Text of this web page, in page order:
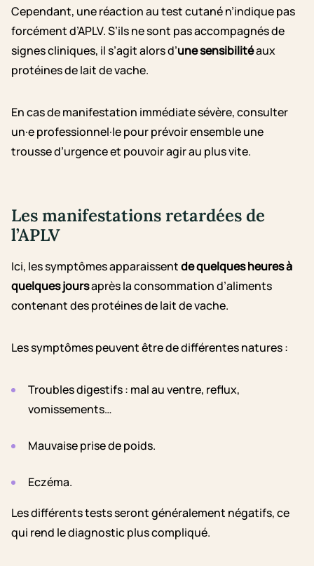
Cependant, une réaction au test cutané n’indique pas
forcément d’APLV. S’ils ne sont pas accompagnés de
signes cliniques, il s’agit alors d’une sensibilitéaux
protéines de lait de vache.
En cas de manifestation immédiate sévère, consulter
un·e professionnel·le pour prévoir ensemble une
trousse d’urgence et pouvoir agir au plus vite.
Les manifestations retardées de
l’APLV
Ici, les symptômes apparaissentde quelques heures à
quelques joursaprès la consommation d’aliments
contenant des protéines de lait de vache.
Les symptômes peuvent être de différentes natures :
Troubles digestifs : mal au ventre, reflux,
vomissements…
Mauvaise prise de poids.
Eczéma.
Les différents tests seront généralement négatifs, ce
qui rend le diagnostic plus compliqué.